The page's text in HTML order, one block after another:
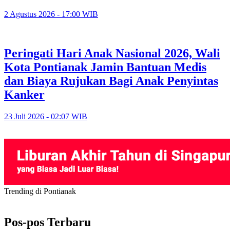
2 Agustus 2026 - 17:00 WIB
Peringati Hari Anak Nasional 2026, Wali
Kota Pontianak Jamin Bantuan Medis
dan Biaya Rujukan Bagi Anak Penyintas
Kanker
23 Juli 2026 - 02:07 WIB
Trending di Pontianak
Pos-pos Terbaru